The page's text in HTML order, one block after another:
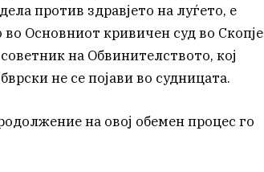
против здравјето на луѓето, е
Основниот кривичен суд во Скопје
на Обвинителството, кој
не се појави во судницата.
на овој обемен процес го